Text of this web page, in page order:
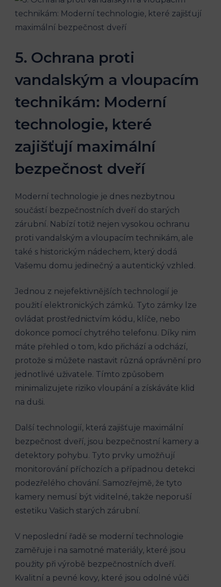
5. Ochrana proti
vandalským a vloupacím
technikám: Moderní
technologie, které
zajišťují maximální
bezpečnost dveří
Moderní technologie je dnes nezbytnou
součástí bezpečnostních dveří do starých
zárubní. Nabízí totiž nejen vysokou ochranu
proti vandalským a vloupacím technikám, ale
také s historickým nádechem, který dodá
Vašemu domu jedinečný a autentický vzhled.
Jednou z nejefektivnějších technologií je
použití elektronických zámků. Tyto zámky lze
ovládat prostřednictvím kódu, klíče, nebo
dokonce pomocí chytrého telefonu. Díky nim
máte přehled o tom, kdo přichází a odchází,
protože si můžete nastavit různá oprávnění pro
jednotlivé uživatele. Tímto způsobem
minimalizujete riziko vloupání a získáváte klid
na duši.
Další technologií, která zajišťuje maximální
bezpečnost dveří, jsou bezpečnostní kamery a
detektory pohybu. Tyto prvky umožňují
monitorování příchozích a případnou detekci
podezřelého chování. Samozřejmě, že tyto
kamery nemusí být viditelné, takže neporuší
estetiku Vašich starých zárubní.
V neposlední řadě se moderní technologie
zaměřuje i na samotné materiály, které jsou
použity při výrobě bezpečnostních dveří.
Kvalitní a pevné kovy, které jsou odolné vůči